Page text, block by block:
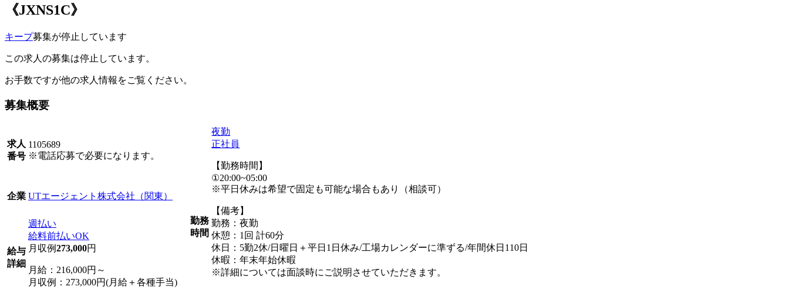
《JXNS1C》
キープ募集が停止しています
この求人の募集は停止しています。
お手数ですが他の求人情報をご覧ください。
募集概要
求人
番号
1105689
※電話応募で必要になります。
企業 UTエージェント株式会社（関東）
給与
詳細
週払い
給料前払いOK
月収例273,000円
月給：216,000円～
月収例：273,000円(月給＋各種手当)
勤務
時間
夜勤
正社員
【勤務時間】
①20:00~05:00
※平日休みは希望で固定も可能な場合もあり（相談可）
【備考】
勤務：夜勤
休憩：1回 計60分
休日：5勤2休/日曜日＋平日1日休み/工場カレンダーに準ずる/年間休日110日
休暇：年末年始休暇
※詳細については面談時にご説明させていただきます。